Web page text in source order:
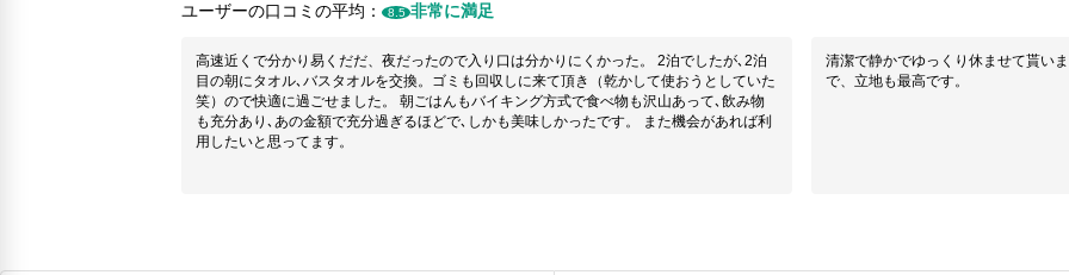
ユーザーの口コミの平均： 8.5 非常に満足
高速近くで分かり易くだだ、夜だったので入り口は分かりにくかった。 2泊でしたが､2泊
目の朝にタオル､バスタオルを交換。ゴミも回収しに来て頂き（乾かして使おうとしていた
笑）ので快適に過ごせました。 朝ごはんもバイキング方式で食べ物も沢山あって､飲み物
も充分あり､あの金額で充分過ぎるほどで､しかも美味しかったです。 また機会があれば利
用したいと思ってます。
清潔で静かでゆっくり休ませて貰い
で、立地も最高です。